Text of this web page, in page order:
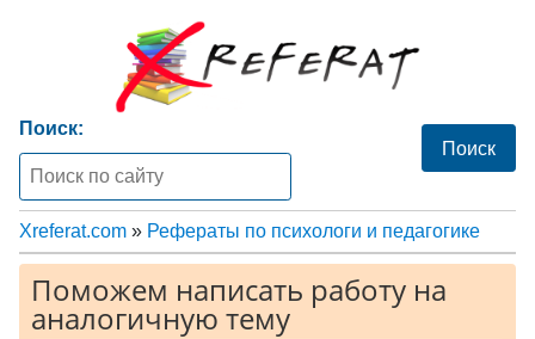
Поиск:
Xreferat.com » Рефераты по психологи и педагогике
Поможем написать работу на
аналогичную тему